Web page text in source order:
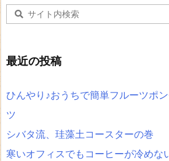
最近の投稿
ひんやり♪おうちで簡単フルーツポ
ツ
シバタ流、珪藻土コースターの巻
寒いオフィスでもコーヒーが冷めな